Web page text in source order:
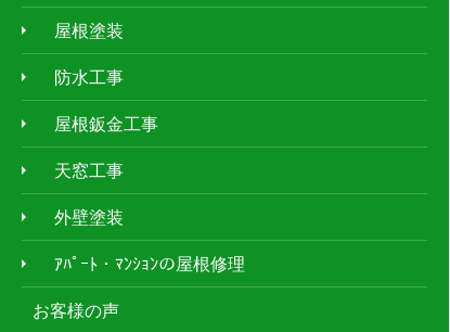
屋根塗装
防水工事
屋根鈑金工事
天窓工事
外壁塗装
ｱﾊﾟｰﾄ・ﾏﾝｼｮﾝの屋根修理
お客様の声